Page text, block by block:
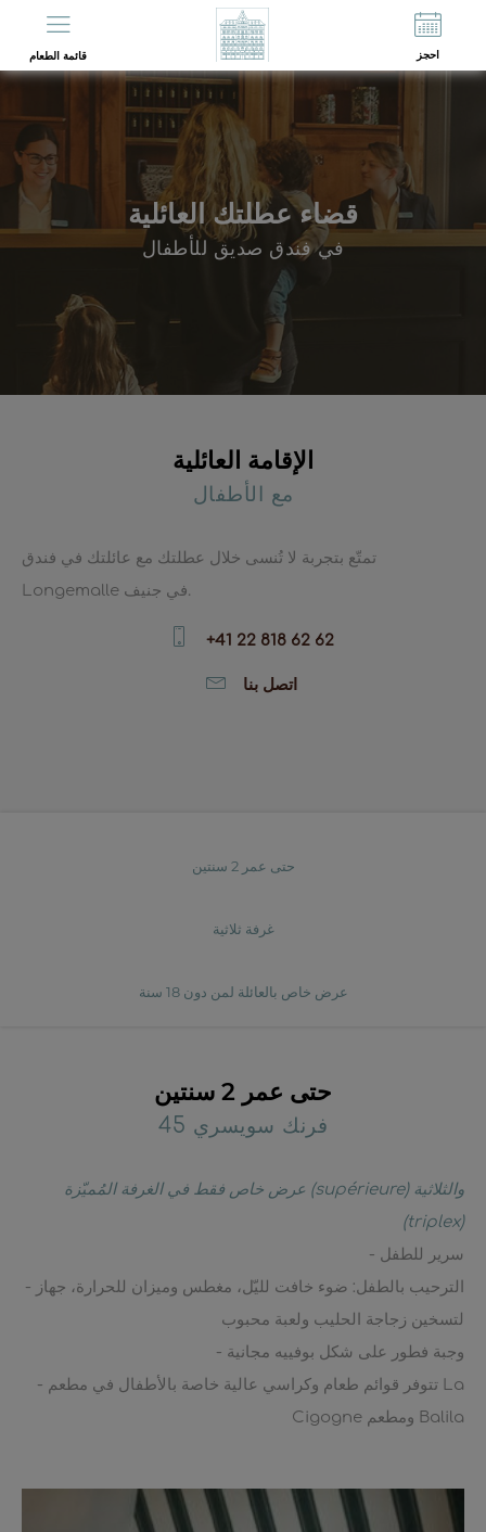
قائمة الطعام احجز
قضاء عطلتك العائلية
في فندق صديق للأطفال
الإقامة العائلية
مع الأطفال
تمتّع بتجربة لا تُنسى خلال عطلتك مع عائلتك في فندق
Longemalle في جنيف.
+41 22 818 62 62
اتصل بنا
حتى عمر 2 سنتين
غرفة ثلاثية
عرض خاص بالعائلة لمن دون 18 سنة
حتى عمر 2 سنتين
45 فرنك سويسري
عرض خاص فقط في الغرفة المُميّزة (supérieure) والثلاثية
(triplex)
- سرير للطفل
- الترحيب بالطفل: ضوء خافت لليّل، مغطس وميزان للحرارة، جهاز
لتسخين زجاجة الحليب ولعبة محبوب
- وجبة فطور على شكل بوفييه مجانية
- تتوفر قوائم طعام وكراسي عالية خاصة بالأطفال في مطعم La
Cigogne ومطعم Balila